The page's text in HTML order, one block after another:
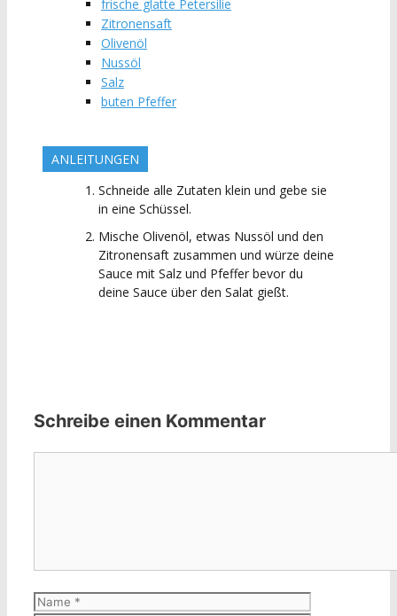
frische glatte Petersilie
Zitronensaft
Olivenöl
Nussöl
Salz
buten Pfeffer
ANLEITUNGEN
Schneide alle Zutaten klein und gebe sie
in eine Schüssel.
Mische Olivenöl, etwas Nussöl und den
Zitronensaft zusammen und würze deine
Sauce mit Salz und Pfeffer bevor du
deine Sauce über den Salat gießt.
Schreibe einen Kommentar
Name